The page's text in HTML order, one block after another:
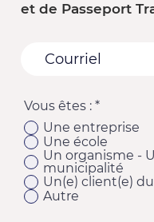
et de Passeport
Vous êtes : *
Une entreprise
Une école
Un organisme -
municipalité
Un(e) client(e)
Autre